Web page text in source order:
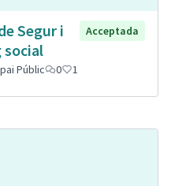
Segur i
social
Acceptada
Públic 0 1